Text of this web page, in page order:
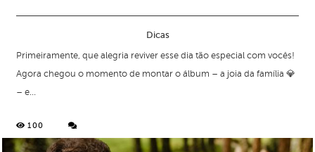
Dicas
100
Primeiramente, que alegria reviver esse dia tão especial com vocês!
Agora chegou o momento de montar o álbum – a joia da família 💎
– e...